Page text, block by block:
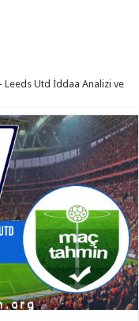
Leeds Utd İddaa Analizi ve